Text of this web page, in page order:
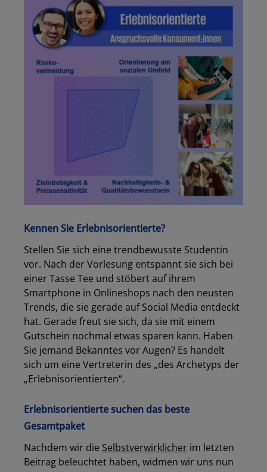
Kennen Sie Erlebnisorientierte?
Stellen Sie sich eine trendbewusste Studentin
vor. Nach der Vorlesung entspannt sie sich bei
einer Tasse Tee und stöbert auf ihrem
Smartphone in Onlineshops nach den neusten
Trends, die sie gerade auf Social Media entdeckt
hat. Gerade freut sie sich, da sie mit einem
Gutschein nochmal etwas sparen kann. Haben
Sie jemand Bekanntes vor Augen? Es handelt
sich um eine Vertreterin des „des Archetyps der
„Erlebnisorientierten“.
Erlebnisorientierte suchen das beste
Gesamtpaket
Nachdem wir die Selbstverwirklicher im letzten
Beitrag beleuchtet haben, widmen wir uns nun